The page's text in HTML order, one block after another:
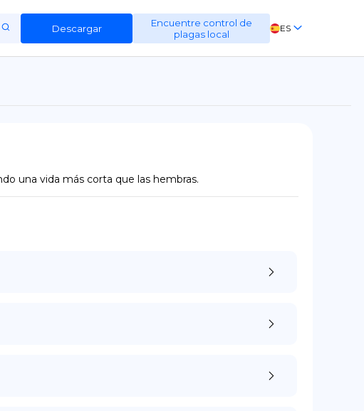
Descargar
Encuentre control de
plagas local
ES
EN
una vida más corta que las hembras.